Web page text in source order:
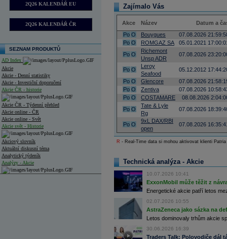
2Q26 KALENDÁŘ EU
2Q26 KALENDÁŘ ČR
SEZNAM PRODUKTŮ
AD Index
Akcie
Akcie - Denní statistiky
Akcie - Investiční doporučení
Akcie ČR - historie
Akcie ČR - Týdenní přehled
Akcie online - ČR
Akcie online - Svět
Akcie svět - Historie
Akciový slovník
Aktuální diskusní téma
Analytický týdeník
Analýzy - Akcie
Zajímalo Vás
Akce Název
Datum a
Po O Bouygues
07.08.2026
Po O ROMGAZ SA
05.01.2021
Po O
Richemont
Unsp ADR
07.08.2026
Po O
Leroy
Seafood
05.12.2012
Po O Glencore
07.08.2026
Po O Zentiva
07.08.2026
Po O COSTAMARE
08.08.2026
Po O
Tate & Lyle
Rg
07.08.2026
Po O
9xL DAX/RBI
open
07.08.2026
R - Real-Time data si mohou aktivovat klienti
Technická analýza - Akcie
10.07.2026 10:41
ExxonMobil může těžit z
Energetické akcie patří letos
02.07.2026 10:55
AstraZeneca jako sázka na
Letos dominovaly trhům akcie
30.06.2026 16:39
Traders Talk: Polovodiče dál